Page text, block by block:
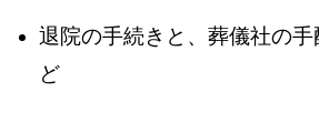
退院の手続きと、葬儀社の
ど